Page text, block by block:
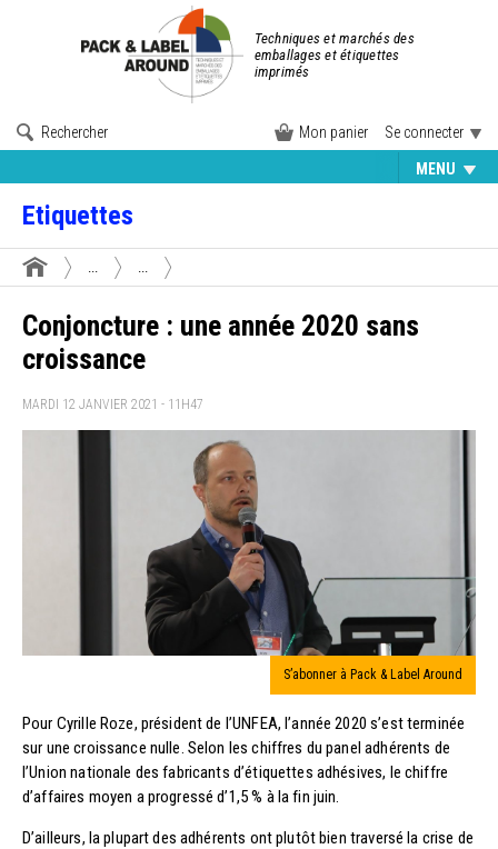
Techniques et marchés des
emballages et étiquettes
imprimés
Rechercher Mon panier Se connecter
MENU
Etiquettes
Conjoncture : une année 2020 sans
croissance
MARDI 12 JANVIER 2021 - 11H47
S’abonner à Pack & Label Around
Pour Cyrille Roze, président de l’UNFEA, l’année 2020 s’est terminée
sur une croissance nulle. Selon les chiffres du panel adhérents de
l’Union nationale des fabricants d’étiquettes adhésives, le chiffre
d’affaires moyen a progressé d’1,5 % à la fin juin.
D’ailleurs, la plupart des adhérents ont plutôt bien traversé la crise de